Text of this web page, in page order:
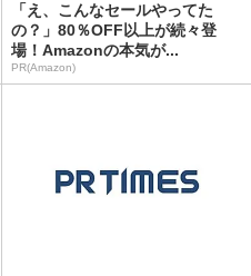
「え、こんなセールやってた
の？」80％OFF以上が続々登
場！Amazonの本気が...
PR(Amazon)